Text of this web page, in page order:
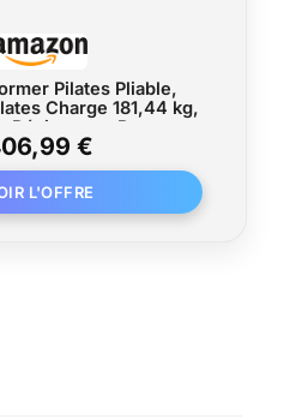
Pilates Pliable,
Charge 181,44 kg,
Résistance, Ressort et
de Réformateur pour
et Débutants, Gym
Studio
€